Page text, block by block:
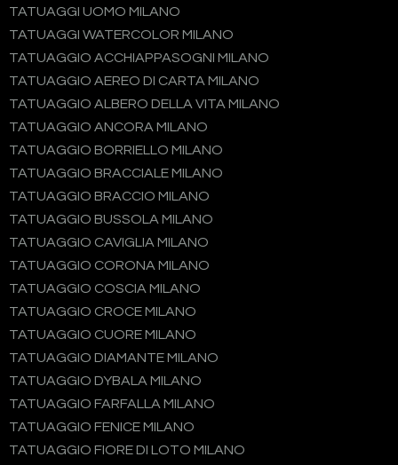
TATUAGGI UOMO MILANO
TATUAGGI WATERCOLOR MILANO
TATUAGGIO ACCHIAPPASOGNI MILANO
TATUAGGIO AEREO DI CARTA MILANO
TATUAGGIO ALBERO DELLA VITA MILANO
TATUAGGIO ANCORA MILANO
TATUAGGIO BORRIELLO MILANO
TATUAGGIO BRACCIALE MILANO
TATUAGGIO BRACCIO MILANO
TATUAGGIO BUSSOLA MILANO
TATUAGGIO CAVIGLIA MILANO
TATUAGGIO CORONA MILANO
TATUAGGIO COSCIA MILANO
TATUAGGIO CROCE MILANO
TATUAGGIO CUORE MILANO
TATUAGGIO DIAMANTE MILANO
TATUAGGIO DYBALA MILANO
TATUAGGIO FARFALLA MILANO
TATUAGGIO FENICE MILANO
TATUAGGIO FIORE DI LOTO MILANO